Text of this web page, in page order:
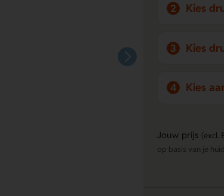
2 Kies
3 Kies
4 Kies
Jouw prijs (excl.
op basis van je